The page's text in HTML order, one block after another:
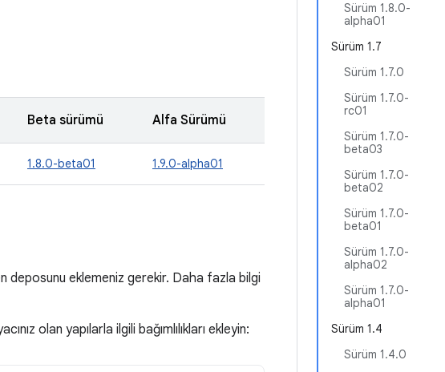
Sürüm 1.8.0-
alpha01
Sürüm 1.7
Sürüm 1.7.0
Sürüm 1.7.0-
rc01
Sürüm 1.7.0-
beta03
Sürüm 1.7.0-
beta02
Sürüm 1.7.0-
beta01
Sürüm 1.7.0-
alpha02
Sürüm 1.7.0-
alpha01
Sürüm 1.4
Sürüm 1.4.0
Beta sürümü Alfa Sürümü
1.8.0-beta01 1.9.0-alpha01
deposunu eklemeniz gerekir. Daha fazla bilgi
olan yapılarla ilgili bağımlılıkları ekleyin: